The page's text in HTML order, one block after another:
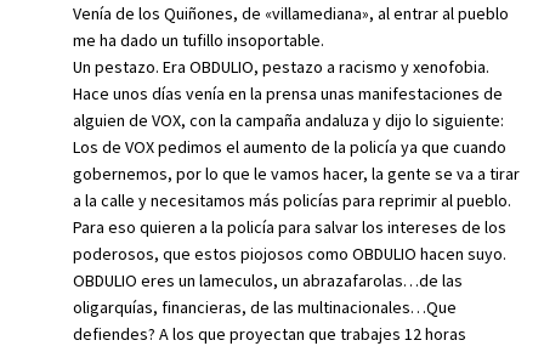
Venía de los Quiñones, de «villamediana», al entrar al pueblo
me ha dado un tufillo insoportable.
Un pestazo. Era OBDULIO, pestazo a racismo y xenofobia.
Hace unos días venía en la prensa unas manifestaciones de
alguien de VOX, con la campaña andaluza y dijo lo siguiente:
Los de VOX pedimos el aumento de la policía ya que cuando
gobernemos, por lo que le vamos hacer, la gente se va a tirar
a la calle y necesitamos más policías para reprimir al pueblo.
Para eso quieren a la policía para salvar los intereses de los
poderosos, que estos piojosos como OBDULIO hacen suyo.
OBDULIO eres un lameculos, un abrazafarolas…de las
oligarquías, financieras, de las multinacionales…Que
defiendes? A los que proyectan que trabajes 12 horas